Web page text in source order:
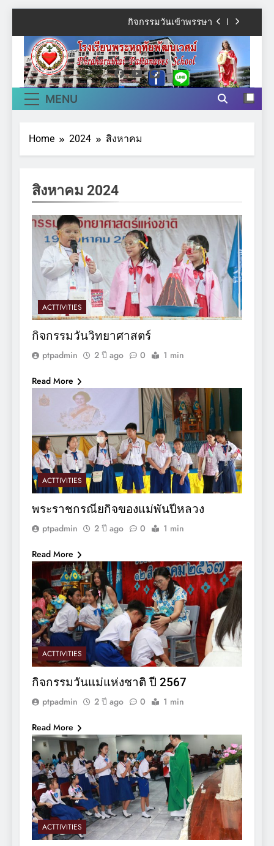
content
กิจกรรมวันเข้าพรรษา
กิจกรรมเฉลิมพระชนมพรรษา ร.10
นิทศการสอน
กิจกรรมเฉลิมพระชนมพรรษา ร.10
โรงเรียนพระหฤทัย
พัฒนเวศม์
Phraharuthai
Pattanaves
School
MENU
Home 2024 สิงหาคม
สิงหาคม 2024
ACTTIVITIES
กิจกรรมวันวิทยาศาสตร์
ptpadmin 2 ปี ago 0 1 min
Read More
ACTTIVITIES
พระราชกรณียกิจของแม่พันปีหลวง
ptpadmin 2 ปี ago 0 1 min
Read More
ACTTIVITIES
กิจกรรมวันแม่แห่งชาติ ปี 2567
ptpadmin 2 ปี ago 0 1 min
Read More
ACTTIVITIES